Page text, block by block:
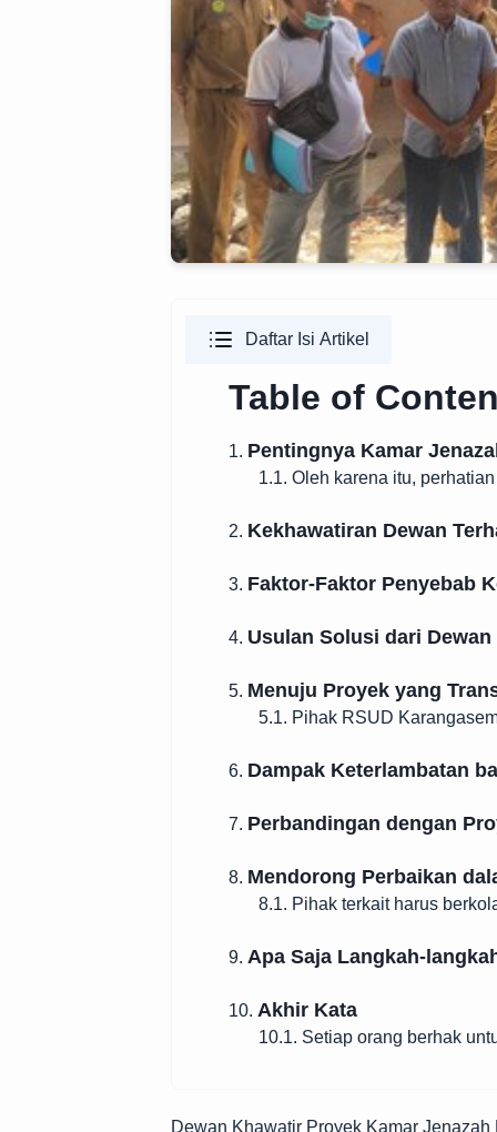
Daftar Isi Artikel
Table of
1. Pentingnya Kamar
1.1. Oleh karena itu,
2. Kekhawatiran Dewan
3. Faktor-Faktor Penyebab
4. Usulan Solusi dari Dewan
5. Menuju Proyek yang
5.1. Pihak RSUD
6. Dampak Keterlambatan
7. Perbandingan dengan
8. Mendorong Perbaikan
8.1. Pihak terkait harus
9. Apa Saja Langkah-
10. Akhir Kata
10.1. Setiap orang berhak
Dewan Khawatir Proyek Kamar